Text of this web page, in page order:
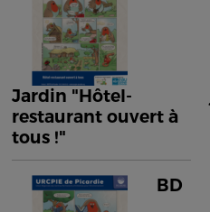
Jardin "Hôtel-
restaurant ouvert à
tous !"
BD